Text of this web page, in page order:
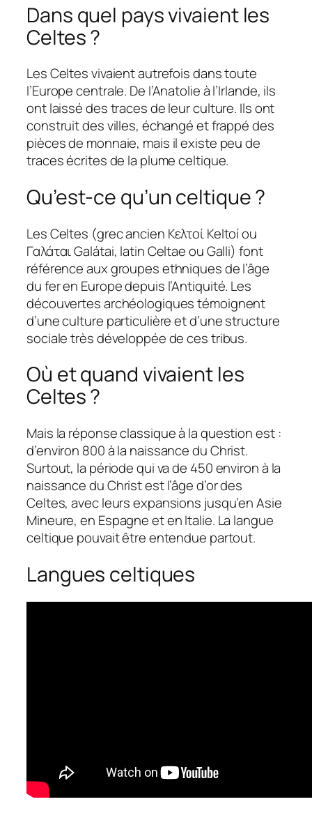
Dans quel pays vivaient les
Celtes ?
Les Celtes vivaient autrefois dans toute
l’Europe centrale. De l’Anatolie à l’Irlande, ils
ont laissé des traces de leur culture. Ils ont
construit des villes, échangé et frappé des
pièces de monnaie, mais il existe peu de
traces écrites de la plume celtique.
Qu’est-ce qu’un celtique ?
Les Celtes (grec ancien Κελτοί Keltoí ou
Γαλάται Galátai, latin Celtae ou Galli) font
référence aux groupes ethniques de l’âge
du fer en Europe depuis l’Antiquité. Les
découvertes archéologiques témoignent
d’une culture particulière et d’une structure
sociale très développée de ces tribus.
Où et quand vivaient les
Celtes ?
Mais la réponse classique à la question est :
d’environ 800 à la naissance du Christ.
Surtout, la période qui va de 450 environ à la
naissance du Christ est l’âge d’or des
Celtes, avec leurs expansions jusqu’en Asie
Mineure, en Espagne et en Italie. La langue
celtique pouvait être entendue partout.
Langues celtiques